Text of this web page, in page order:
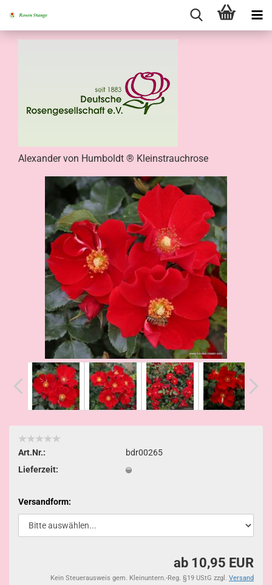
Alexander von Humboldt ® Kleinstrauchrose
Art.Nr.:
bdr00265
Lieferzeit:
Versandform:
ab 10,95 EUR
Kein Steuerausweis gem. Kleinuntern.-Reg. §19 UStG zzgl. Versand